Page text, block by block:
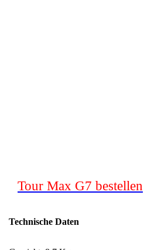
Tour Max G7 bestellen
Technische Daten